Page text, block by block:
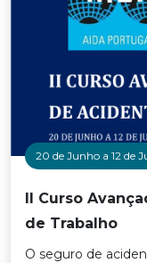
20 de Junho a 12 de
II Curso
de Trabalho
O seguro de